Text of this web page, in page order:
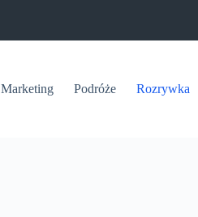
Marketing Podróże Rozrywka